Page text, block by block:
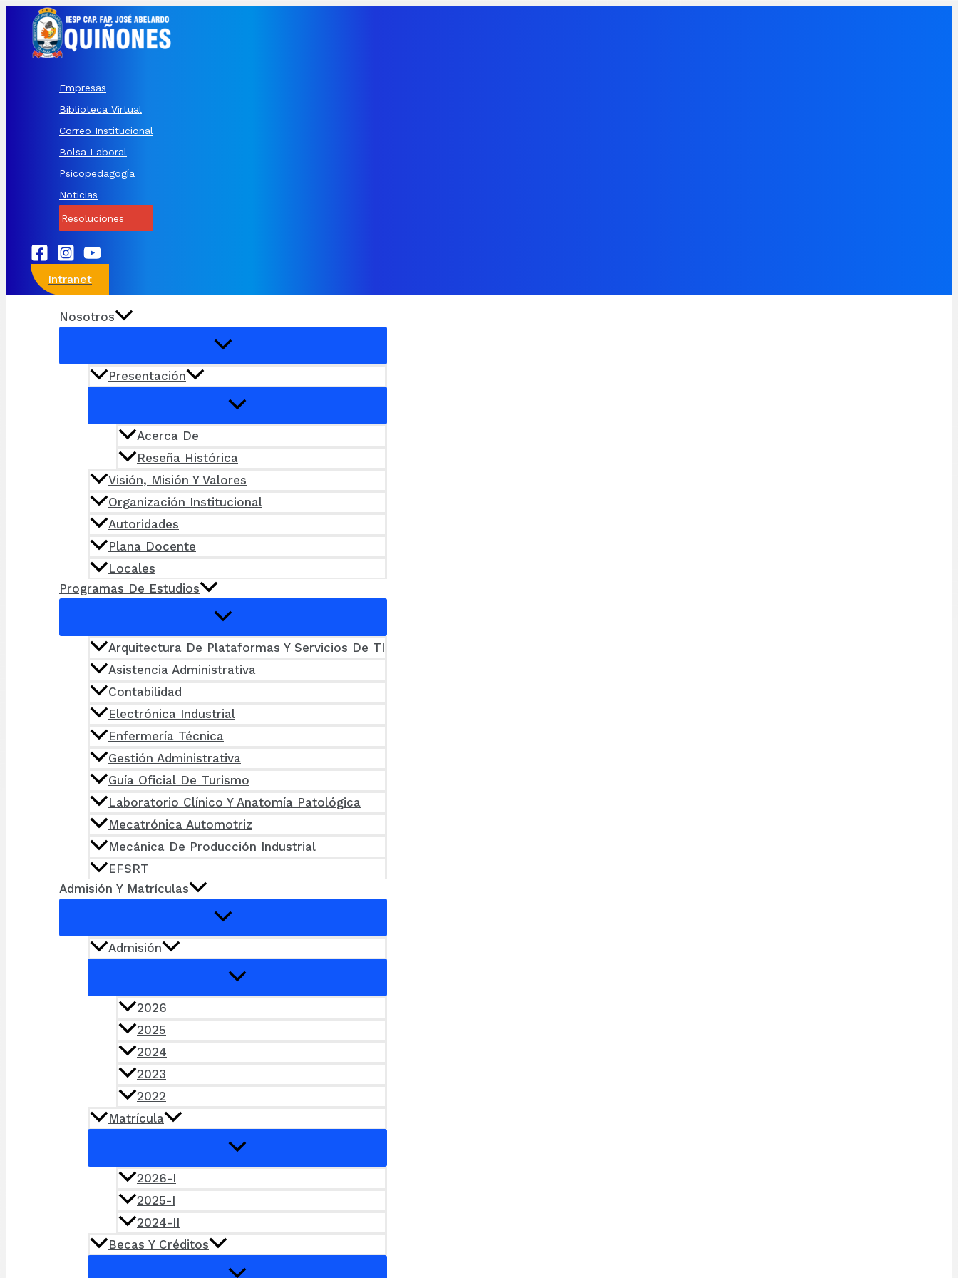
contenido
Empresas
Biblioteca Virtual
Correo Institucional
Bolsa Laboral
Psicopedagogía
Noticias
Resoluciones
Intranet
Nosotros
Presentación
Acerca De
Reseña Histórica
Visión, Misión Y Valores
Organización Institucional
Autoridades
Plana Docente
Locales
Programas De Estudios
Arquitectura De Plataformas Y Servicios De TI
Asistencia Administrativa
Contabilidad
Electrónica Industrial
Enfermería Técnica
Gestión Administrativa
Guía Oficial De Turismo
Laboratorio Clínico Y Anatomía Patológica
Mecatrónica Automotriz
Mecánica De Producción Industrial
EFSRT
Admisión Y Matrículas
Admisión
2026
2025
2024
2023
2022
Matrícula
2026-I
2025-I
2024-II
Becas Y Créditos